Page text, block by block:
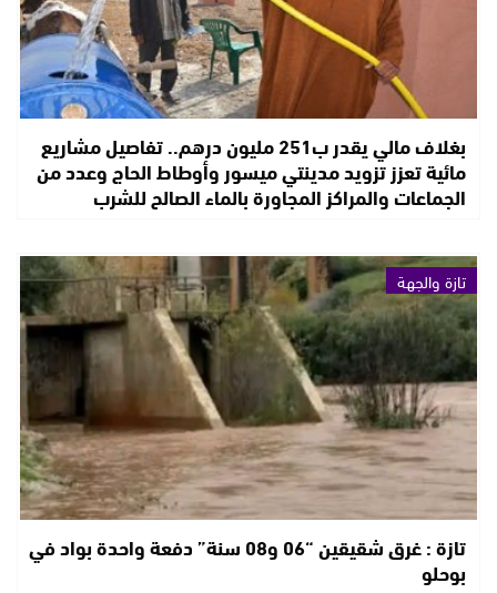
بغلاف مالي يقدر ب251 مليون درهم.. تفاصيل مشاريع
مائية تعزز تزويد مدينتي ميسور وأوطاط الحاج وعدد من
الجماعات والمراكز المجاورة بالماء الصالح للشرب
تازة والجهة
تازة : غرق شقيقين “06 و08 سنة” دفعة واحدة بواد في
بوحلو